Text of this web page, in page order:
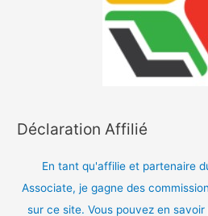
Déclaration Affilié
En tant qu'affilie et partenaire
Associate, je gagne des
sur ce site. Vous pouvez en